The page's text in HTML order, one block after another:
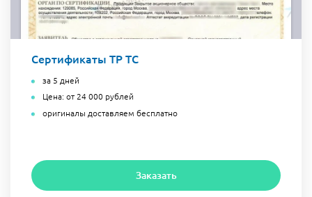
Сертификаты ТР ТС
за 5 дней
Цена: от 24 000 рублей
оригиналы доставляем бесплатно
Заказать